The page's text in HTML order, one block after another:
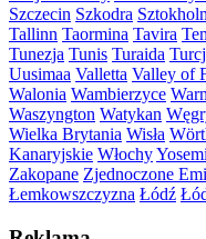
Szczecin Szkodra
Tallinn Taormina Tavira
Tunezja Tunis Turaida
Uusimaa Valletta Valley of
Walonia Wambierzyce
Waszyngton Watykan
Wielka Brytania Wisła
Kanaryjskie Włochy
Zakopane Zjednoczone
Łemkowszczyzna Łódź